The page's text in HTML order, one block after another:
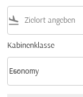
flight_land
Kabinenklasse
Kabinenklasse option
Economy
keyboard_arrow_down